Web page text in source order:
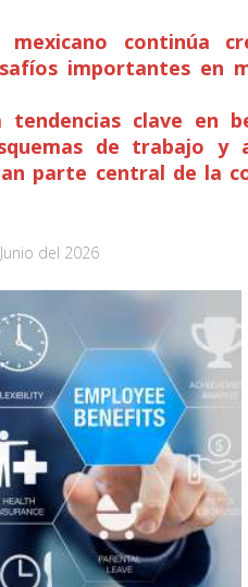
continúa
importantes en
clave en
de trabajo y
parte central de la
del 2026